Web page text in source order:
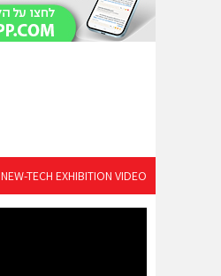
NEW-TECH EXHIBITION VIDEO